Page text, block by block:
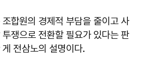
합원의 경제적 부담을 줄이고 사
쟁으로 전환할 필요가 있다는 판
전삼노의 설명이다.